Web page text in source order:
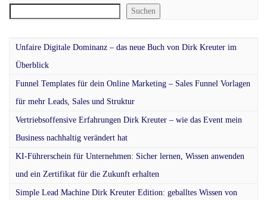
Suchen
Unfaire Digitale Dominanz – das neue Buch von Dirk Kreuter im
Überblick
Funnel Templates für dein Online Marketing – Sales Funnel Vorlagen
für mehr Leads, Sales und Struktur
Vertriebsoffensive Erfahrungen Dirk Kreuter – wie das Event mein
Business nachhaltig verändert hat
KI-Führerschein für Unternehmen: Sicher lernen, Wissen anwenden
und ein Zertifikat für die Zukunft erhalten
Simple Lead Machine Dirk Kreuter Edition: geballtes Wissen von